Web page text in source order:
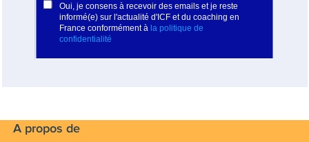
A propos de